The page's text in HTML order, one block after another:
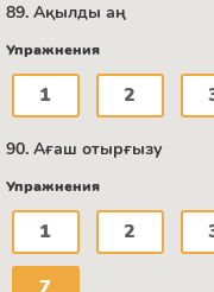
89. Ақылды аң
Упражнения
1 2
90. Ағаш отырғызу
Упражнения
1 2